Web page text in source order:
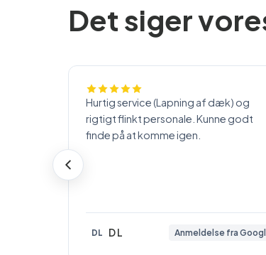
Det siger
Hurtig service (Lapning af dæk) og
rigtigt flinkt personale. Kunne godt
finde på at komme igen.
DL D L Anmeldelse fra